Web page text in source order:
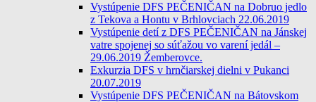
Vystúpenie DFS PEČENIČAN na Dobruo jedlo
z Tekova a Hontu v Brhlovciach 22.06.2019
Vystúpenie detí z DFS PEČENIČAN na Jánskej
vatre spojenej so súťažou vo varení jedál –
29.06.2019 Žemberovce.
Exkurzia DFS v hrnčiarskej dielni v Pukanci
20.07.2019
Vystúpenie DFS PEČENIČAN na Bátovskom